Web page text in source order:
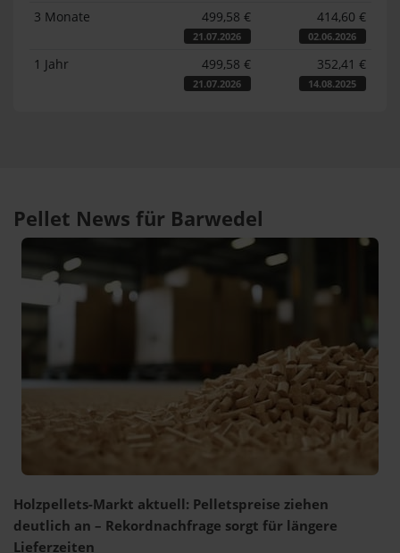
3 Monate 499,58 €
21.07.2026
414,60 €
02.06.2026
1 Jahr 499,58 €
21.07.2026
352,41 €
14.08.2025
Pellet News für Barwedel
Holzpellets-Markt aktuell: Pelletspreise ziehen
deutlich an – Rekordnachfrage sorgt für längere
Lieferzeiten